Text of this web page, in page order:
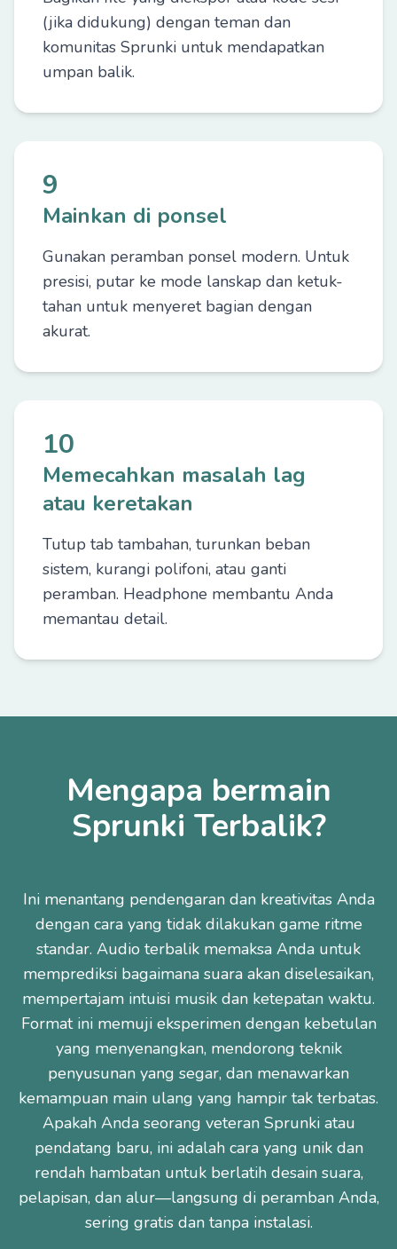
(jika didukung) dengan teman dan
komunitas Sprunki untuk mendapatkan
umpan balik.
9
Mainkan di ponsel
Gunakan peramban ponsel modern. Untuk
presisi, putar ke mode lanskap dan ketuk-
tahan untuk menyeret bagian dengan
akurat.
10
Memecahkan masalah lag
atau keretakan
Tutup tab tambahan, turunkan beban
sistem, kurangi polifoni, atau ganti
peramban. Headphone membantu Anda
memantau detail.
Mengapa bermain
Sprunki Terbalik?
Ini menantang pendengaran dan kreativitas Anda
dengan cara yang tidak dilakukan game ritme
standar. Audio terbalik memaksa Anda untuk
memprediksi bagaimana suara akan diselesaikan,
mempertajam intuisi musik dan ketepatan waktu.
Format ini memuji eksperimen dengan kebetulan
yang menyenangkan, mendorong teknik
penyusunan yang segar, dan menawarkan
kemampuan main ulang yang hampir tak terbatas.
Apakah Anda seorang veteran Sprunki atau
pendatang baru, ini adalah cara yang unik dan
rendah hambatan untuk berlatih desain suara,
pelapisan, dan alur—langsung di peramban Anda,
sering gratis dan tanpa instalasi.